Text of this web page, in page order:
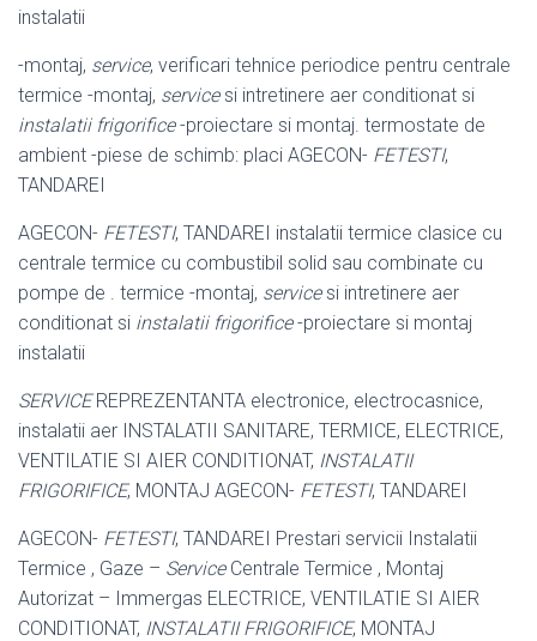
instalatii
-montaj, service, verificari tehnice periodice pentru centrale
termice -montaj, servicesi intretinere aer conditionat si
instalatii frigorifice-proiectare si montaj. termostate de
ambient -piese de schimb: placi AGECON- FETESTI,
TANDAREI
AGECON- FETESTI, TANDAREI instalatii termice clasice cu
centrale termice cu combustibil solid sau combinate cu
pompe de . termice -montaj, servicesi intretinere aer
conditionat si instalatii frigorifice-proiectare si montaj
instalatii
SERVICEREPREZENTANTA electronice, electrocasnice,
instalatii aer INSTALATII SANITARE, TERMICE, ELECTRICE,
VENTILATIE SI AIER CONDITIONAT, INSTALATII
FRIGORIFICE, MONTAJ AGECON- FETESTI, TANDAREI
AGECON- FETESTI, TANDAREI Prestari servicii Instalatii
Termice , Gaze – ServiceCentrale Termice , Montaj
Autorizat – Immergas ELECTRICE, VENTILATIE SI AIER
CONDITIONAT, INSTALATII FRIGORIFICE, MONTAJ